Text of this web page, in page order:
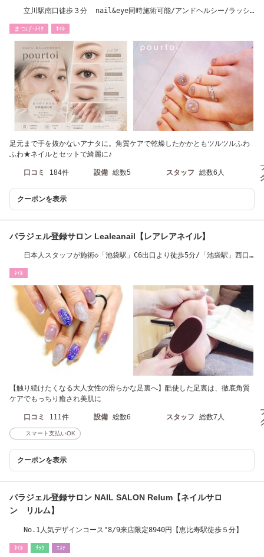
立川駅南口徒歩３分 nail&eye同時施術可能/アンドヘルシー/ラッシ
まつげ･ﾒｲｸ ﾈｲﾙ
足元まで手を抜かないアナタに。角質ケアで乾燥したかかともツルツルふわ
ふわ★ネイルとセットで綺麗に♪
口コミ 184件 設備 総数5 スタッフ 総数6人
クーポンを表示
パラジェル登録サロン Lealeanail【レアレアネイル】
日本人スタッフが施術◇「池袋駅」C6出口より徒歩5分/「池袋駅」西口
ﾈｲﾙ
【触り続けたくなる大人女性の滑らかな足裏へ】酷使した足裏は、徹底角質
ケアでもっちり癒され美肌に
口コミ 111件 設備 総数6 スタッフ 総数7人
スマート支払いOK
クーポンを表示
パラジェル登録サロン NAIL SALON Relum【ネイルサロ
ン リルム】
No.1人気デザインコース"8/9来店限定8940円【恵比寿駅徒歩５分】
ﾈｲﾙ ﾘﾗｸ ｴｽﾃ